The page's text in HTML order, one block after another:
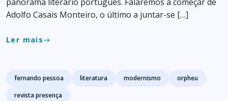
Adolfo Casais Monteiro, o último a juntar-se […]
Ler maiseast
Tags
fernando pessoa literatura modernismo
orpheu
revista presença